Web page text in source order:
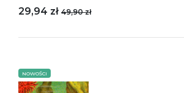
29,94 zł 49,90 zł
NOWOŚCI